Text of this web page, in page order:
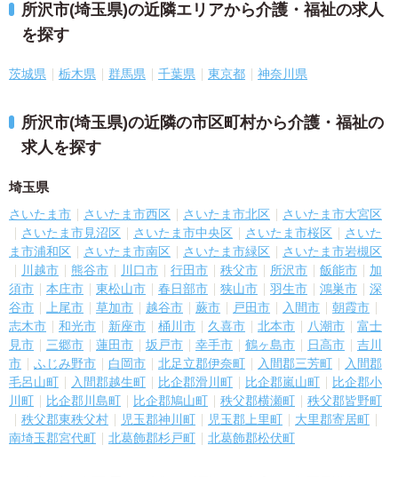
所沢市(埼玉県)の近隣エリアから介護・福祉の求人
を探す
茨城県 栃木県 群馬県 千葉県 東京都 神奈川県
所沢市(埼玉県)の近隣の市区町村から介護・福祉の
求人を探す
埼玉県
さいたま市 さいたま市西区 さいたま市北区
さいたま市大宮区
さいたま市見沼区
さいたま市中央区 さいたま市桜区
さいた
ま市浦和区
さいたま市南区 さいたま市緑区
さいたま市岩槻区
川越市
熊谷市 川口市 行田市 秩父市 所沢市 飯能市
加
須市
本庄市 東松山市 春日部市 狭山市 羽生市 鴻巣市
深
谷市
上尾市 草加市 越谷市 蕨市 戸田市 入間市
朝霞市
志木市
和光市 新座市 桶川市 久喜市 北本市 八潮市
富士
見市
三郷市 蓮田市 坂戸市 幸手市 鶴ヶ島市 日高市
吉川
市
ふじみ野市 白岡市 北足立郡伊奈町 入間郡三芳町
入間郡
毛呂山町
入間郡越生町 比企郡滑川町 比企郡嵐山町
比企郡小
川町
比企郡川島町 比企郡鳩山町 秩父郡横瀬町
秩父郡皆野町
秩父郡東秩父村
児玉郡神川町 児玉郡上里町
大里郡寄居町
南埼玉郡宮代町
北葛飾郡杉戸町 北葛飾郡松伏町